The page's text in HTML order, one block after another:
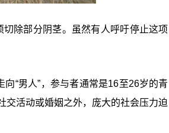
除部分阴茎。虽然有人呼吁停止这项
“男人”，参与者通常是16至26岁的青
交活动或婚姻之外，庞大的社会压力迫